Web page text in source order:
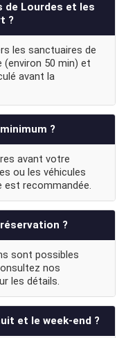
de Lourdes et les
?
les sanctuaires de
(environ 50 min) et
avant la
?
avant votre
ou les véhicules
est recommandée.
?
sont possibles
nos
les détails.
et le week-end ?